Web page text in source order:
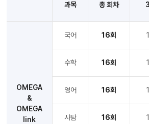
과목 총 회차
OMEGA
&
OMEGA
link
국어 16회
수학 16회
영어 16회
사탐 16회